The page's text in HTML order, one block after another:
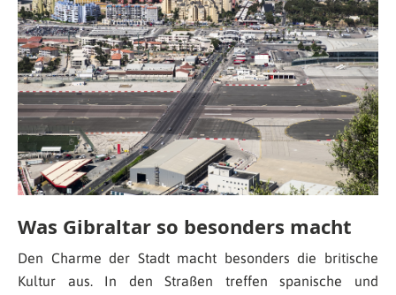
Was Gibraltar so besonders macht
Den Charme der Stadt macht besonders die britische
Kultur aus. In den Straßen treffen spanische und